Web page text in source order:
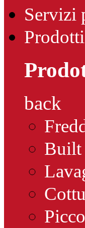
Servizi
Prodotti
back
Built